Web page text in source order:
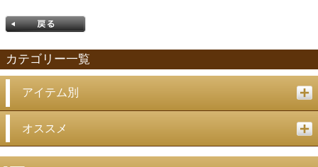
カテゴリー一覧
アイテム別
オススメ